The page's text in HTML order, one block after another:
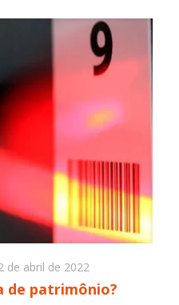
de abril de 2022
de patrimônio?